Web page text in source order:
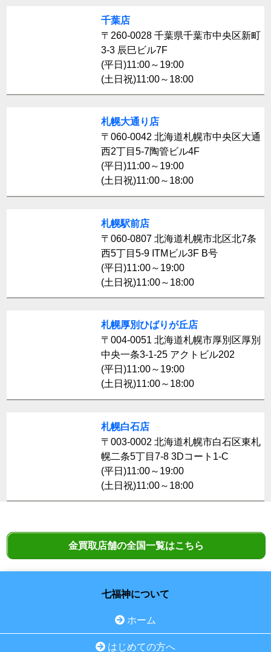
千葉店
〒260-0028 千葉県千葉市中央区新町
3-3 辰巳ビル7F
(平日)11:00～19:00
(土日祝)11:00～18:00
札幌大通り店
〒060-0042 北海道札幌市中央区大通
西2丁目5-7陶管ビル4F
(平日)11:00～19:00
(土日祝)11:00～18:00
札幌駅前店
〒060-0807 北海道札幌市北区北7条
西5丁目5-9 ITMビル3F B号
(平日)11:00～19:00
(土日祝)11:00～18:00
札幌厚別ひばりが丘店
〒004-0051 北海道札幌市厚別区厚別
中央一条3-1-25 アクトビル202
(平日)11:00～19:00
(土日祝)11:00～18:00
札幌白石店
〒003-0002 北海道札幌市白石区東札
幌二条5丁目7-8 3Dコート1-C
(平日)11:00～19:00
(土日祝)11:00～18:00
金買取店舗の全国一覧はこちら
七福神について
ホーム
はじめての方へ